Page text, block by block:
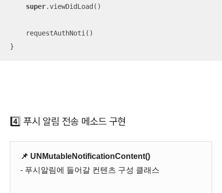
super.viewDidLoad()
    requestAuthNoti()
}
4️⃣ 푸시 알림 전송 메소드 구현
📌 UNMutableNotificationContent()
- 푸시알림에 들어갈 컨텐츠 구성 클래스